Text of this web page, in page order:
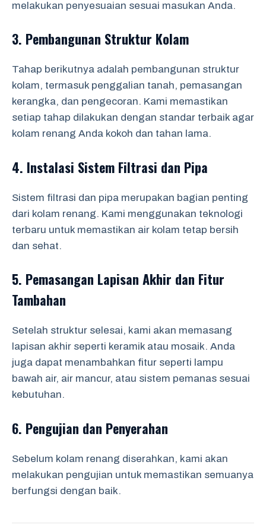
melakukan penyesuaian sesuai masukan Anda.
3. Pembangunan Struktur Kolam
Tahap berikutnya adalah pembangunan struktur
kolam, termasuk penggalian tanah, pemasangan
kerangka, dan pengecoran. Kami memastikan
setiap tahap dilakukan dengan standar terbaik agar
kolam renang Anda kokoh dan tahan lama.
4. Instalasi Sistem Filtrasi dan Pipa
Sistem filtrasi dan pipa merupakan bagian penting
dari kolam renang. Kami menggunakan teknologi
terbaru untuk memastikan air kolam tetap bersih
dan sehat.
5. Pemasangan Lapisan Akhir dan Fitur
Tambahan
Setelah struktur selesai, kami akan memasang
lapisan akhir seperti keramik atau mosaik. Anda
juga dapat menambahkan fitur seperti lampu
bawah air, air mancur, atau sistem pemanas sesuai
kebutuhan.
6. Pengujian dan Penyerahan
Sebelum kolam renang diserahkan, kami akan
melakukan pengujian untuk memastikan semuanya
berfungsi dengan baik.